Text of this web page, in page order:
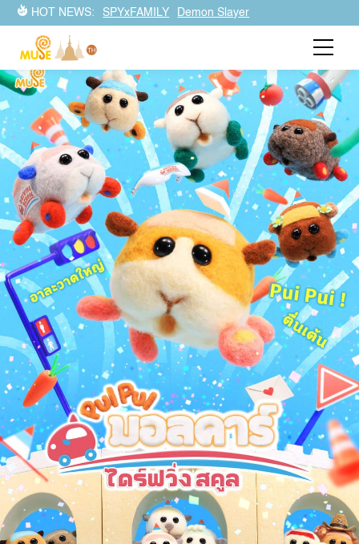
HOT NEWS: SPYxFAMILY Demon Slayer
มีทั้งการกลับมาของซีรีส์อนิเมะสุดปัง…ที่เหล่าแฟน ๆ รอคอยมา
“SPY×FAMILY พาร์ท 2” และ “PUI PUI”